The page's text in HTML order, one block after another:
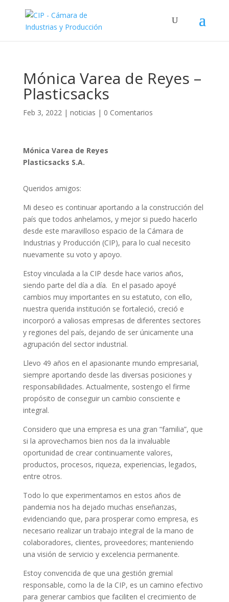
Mónica Varea de Reyes –
Plasticsacks
Feb 3, 2022| noticias | 0 Comentarios
Mónica Varea de Reyes
Plasticsacks S.A.
Queridos amigos:
Mi deseo es continuar aportando a la construcción del
país que todos anhelamos, y mejor si puedo hacerlo
desde este maravilloso espacio de la Cámara de
Industrias y Producción (CIP), para lo cual necesito
nuevamente su voto y apoyo.
Estoy vinculada a la CIP desde hace varios años,
siendo parte del día a día. En el pasado apoyé
cambios muy importantes en su estatuto, con ello,
nuestra querida institución se fortaleció, creció e
incorporó a valiosas empresas de diferentes sectores
y regiones del país, dejando de ser únicamente una
agrupación del sector industrial.
Llevo 49 años en el apasionante mundo empresarial,
siempre aportando desde las diversas posiciones y
responsabilidades. Actualmente, sostengo el firme
propósito de conseguir un cambio consciente e
integral.
Considero que una empresa es una gran “familia”, que
si la aprovechamos bien nos da la invaluable
oportunidad de crear continuamente valores,
productos, procesos, riqueza, experiencias, legados,
entre otros.
Todo lo que experimentamos en estos años de
pandemia nos ha dejado muchas enseñanzas,
evidenciando que, para prosperar como empresa, es
necesario realizar un trabajo integral de la mano de
colaboradores, clientes, proveedores; manteniendo
una visión de servicio y excelencia permanente.
Estoy convencida de que una gestión gremial
responsable, como la de la CIP, es un camino efectivo
para generar cambios que faciliten el crecimiento de